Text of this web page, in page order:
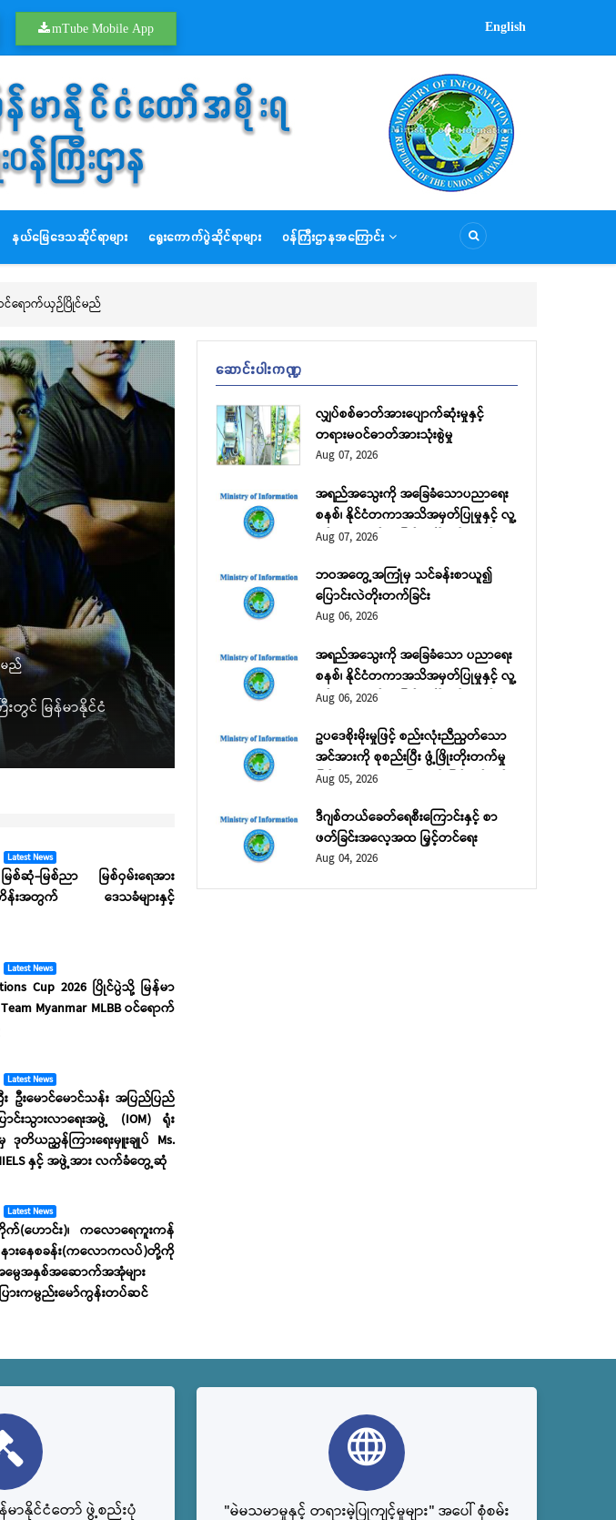
mTube Mobile App English
နယ်မြေဒေသဆိုင်ရာများ ရွေးကောက်ပွဲဆိုင်ရာများ ဝန်ကြီးဌာနအကြောင်း
ဝင်ရောက်ယှဉ်ပြိုင်မည်
မည်
းတွင် မြန်မာနိုင်ငံ
ဒုတိယဝန်ကြီး ဦးမောင်မောင်သန်း အပြည်ပြည်ဆိုင်ရာရွှေ့ပြောင်းသွားလာရေးအဖွဲ့
ညွှန်ကြားရေးမှူးချုပ် Ms. Ugochi DANIELS နှင့် အဖွဲ့အား လက်ခံတွေ့ဆုံ
Aug 07, 2026
အလုပ်သမားဝန်ကြီးဌာန ဒုတိယဝန်ကြီး ဦးမောင်မောင်သန်းသည် အပြ
(International Organization for Migration-IOM) ရုံးချုပ် ဂျီနီဗာမှ
DANIELS နှင့် အဖွဲ့အား ယနေ့နံနက်ပိုင်းတွင် အဆိုပါဝန်ကြီးဌာန၌
Latest News
ဆုံ-မြစ်ညာ မြစ်ဝှမ်းရေအား
ကိန်းအတွက် ဒေသခံများနှင့်
Latest News
Cup 2026 ပြိုင်ပွဲသို့ မြန်မာ
Myanmar MLBB ဝင်ရောက်
Latest News
ဦးမောင်မောင်သန်း အပြည်ပြည်
ာင်းသွားလာရေးအဖွဲ့ (IOM) ရုံး
ဒုတိယညွှန်ကြားရေးမှူးချုပ် Ms.
နှင့် အဖွဲ့အား လက်ခံတွေ့ဆုံ
Latest News
(ဟောင်း)၊ ကလောရေကူးကန်
ေစခန်း(ကလောကလပ်)တို့ကို
မွေအနှစ်အဆောက်အအုံများ
ြားကမ္ပည်းမော်ကွန်းတပ်ဆင်
ဆောင်းပါးကဏ္ဍ
လျှပ်စစ်ဓာတ်အားပျောက်ဆုံးမှုနှင့်
တရားမဝင်ဓာတ်အားသုံးစွဲမှု
Aug 07, 2026
အရည်အသွေးကို အခြေခံသောပညာရေး
စနစ်၊ နိုင်ငံတကာအသိအမှတ်ပြုမှုနှင့် လူ့
စွမ်းအားအရင်းအမြစ် ဖွံ့ဖြိုးတိုးတက်ရေး
Aug 07, 2026
ဘဝအတွေ့အကြုံမှ သင်ခန်းစာယူ၍
ပြောင်းလဲတိုးတက်ခြင်း
Aug 06, 2026
အရည်အသွေးကို အခြေခံသော ပညာရေး
စနစ်၊ နိုင်ငံတကာအသိအမှတ်ပြုမှုနှင့် လူ့
စွမ်းအားအရင်းအမြစ် ဖွံ့ဖြိုးတိုးတက်ရေး
Aug 06, 2026
ဥပဒေစိုးမိုးမှုဖြင့် စည်းလုံးညီညွတ်သော
အင်အားကို စုစည်းပြီး ဖွံ့ဖြိုးတိုးတက်မှု
ဖြင့် ဘုံသာယာဝပြောမှုကို မြှင့်တင်မည်
Aug 05, 2026
ဒီဂျစ်တယ်ခေတ်ရေစီးကြောင်းနှင့် စာ
ဖတ်ခြင်းအလေ့အထ မြှင့်တင်ရေး
Aug 04, 2026
မာနိုင်ငံတော် ဖွဲ့စည်းပုံ
"မဲမသမာမှုနှင့် တရားမဲ့ပြုကျင့်မှုများ" အပေါ် စုံစမ်း